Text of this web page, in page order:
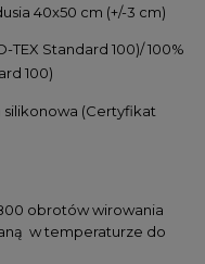
40x50 cm (+/-3 cm)
TEX Standard 100)/ 100%
100)
silikonowa (Certyfikat
obrotów wirowania
w temperaturze do